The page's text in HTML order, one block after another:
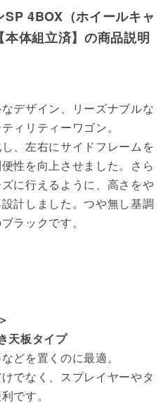
4BOX（ホイールキャ
体組立済】の商品説明
デザイン、リーズナブルな
ィリティーワゴン。
、左右にサイドフレームを
性を向上させました。さら
に行えるように、高さをや
計しました。つや無し基調
ラックです。
天板タイプ
どを置くのに最適。
でなく、スプレイヤーやタ
です。